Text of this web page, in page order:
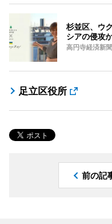
杉並区、ウ
シアの侵攻
高円寺経済新聞
足立区役所
前の記